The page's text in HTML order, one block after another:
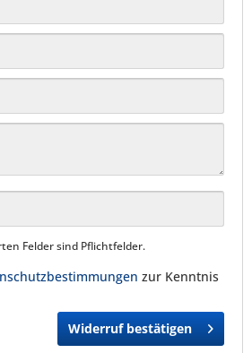
Felder sind Pflichtfelder.
zur Kenntnis
Widerruf bestätigen